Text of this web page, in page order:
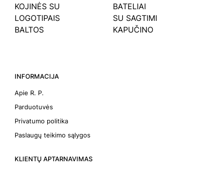
KOJINĖS SU
LOGOTIPAIS
BALTOS
BATELIAI
SU SAGTIMI
KAPUČINO
INFORMACIJA
Apie R. P.
Parduotuvės
Privatumo politika
Paslaugų teikimo sąlygos
KLIENTŲ APTARNAVIMAS